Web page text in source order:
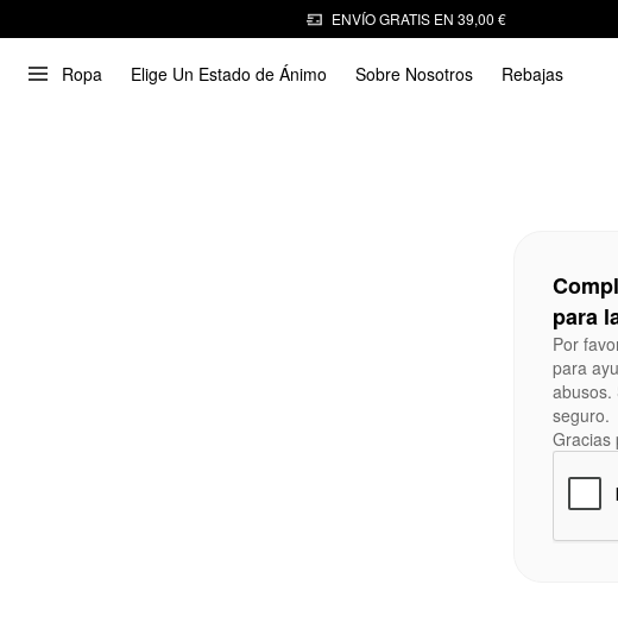
ENVÍO GRATIS EN 39,00 €
Ropa Elige Un Estado de Ánimo Sobre Nosotros Rebajas
para
Por
para
abusos.
seguro.
Gracias